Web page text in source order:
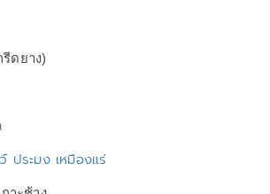
ดยาง)
ประมง เหมืองแร่